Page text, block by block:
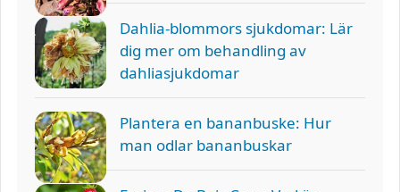
Dahlia-blommors sjukdomar: Lär
dig mer om behandling av
dahliasjukdomar
Plantera en bananbuske: Hur
man odlar bananbuskar